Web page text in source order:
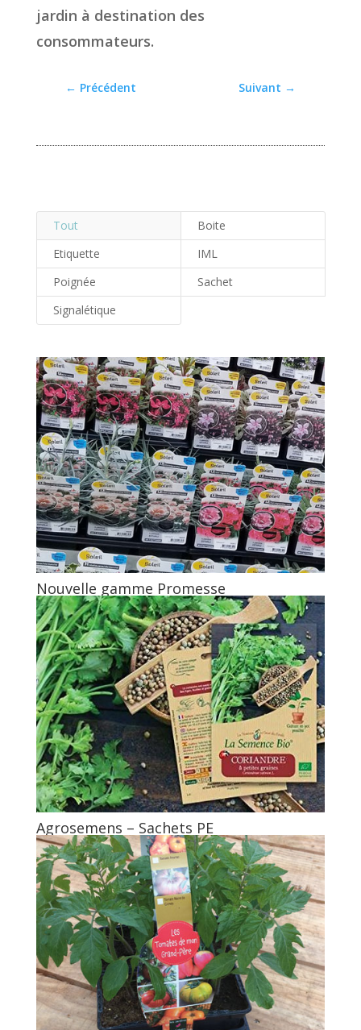
jardin à destination des
consommateurs.
← Précédent Suivant →
Tout
Boite
Etiquette
IML
Poignée
Sachet
Signalétique
Nouvelle gamme Promesse
Agrosemens – Sachets PE